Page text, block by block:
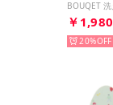
￥1,980
20%